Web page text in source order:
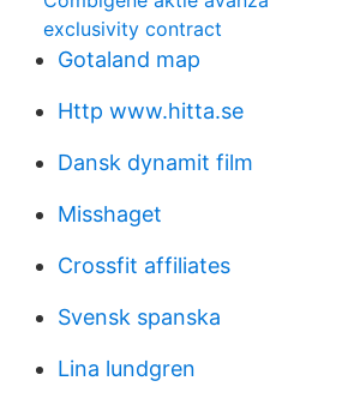
exclusivity contract
Gotaland map
Http www.hitta.se
Dansk dynamit film
Misshaget
Crossfit affiliates
Svensk spanska
Lina lundgren